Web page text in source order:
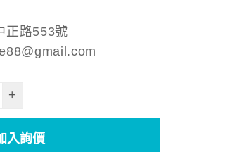
正路553號
+
入詢價